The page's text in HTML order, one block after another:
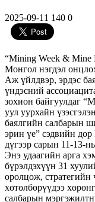
2025-09-11 140 0
“Mining Week & Mine
Монгол нэгдэл
Аж үйлдвэр, эрдэс
үндэсний
зохион байгуулдаг
уул уурхайн
баялгийн салбарын
эрин үе” сэдвийн
дүгээр сарын 11-13-
Энэ удаагийн арга
бүрэлдэхүүн 31
оролцож, стратегийн
хөтөлбөрүүдээ
салбарын